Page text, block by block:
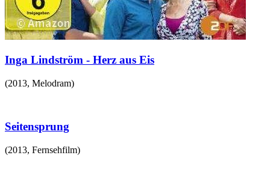
Inga Lindström - Herz aus Eis
(2013, Melodram)
Seitensprung
(2013, Fernsehfilm)